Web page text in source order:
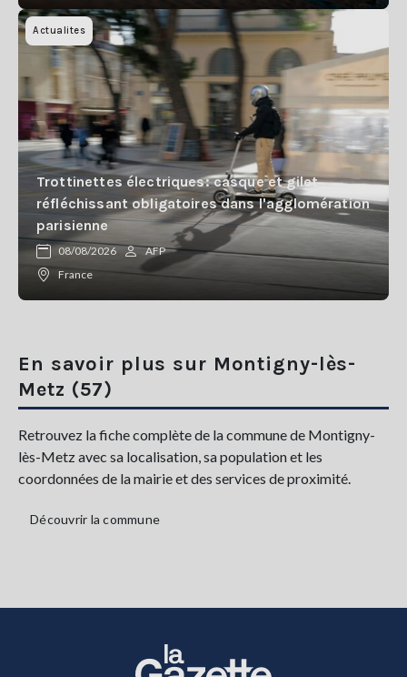
Actualites
Trottinettes électriques: casque et gilet
réfléchissant obligatoires dans l'agglomération
parisienne
08/08/2026
AFP
France
En savoir plus sur Montigny-lès-
Metz (57)
Retrouvez la fiche complète de la commune de Montigny-
lès-Metz avec sa localisation, sa population et les
coordonnées de la mairie et des services de proximité.
Découvrir la commune